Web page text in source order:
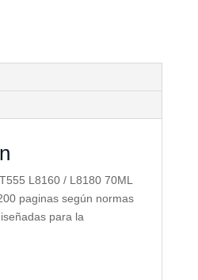
L8160 / L8180 70ML
paginas según normas
para la